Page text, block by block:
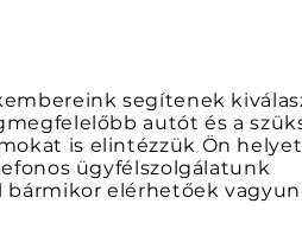
segítenek
autót és a
is elintézzük Ön
ügyfélszolgálatunk
bármikor elérhetőek